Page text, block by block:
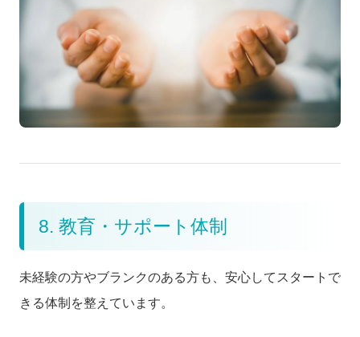
8. 教育・サポート体制
未経験の方やブランクのある方も、安心してスタートで
きる体制を整えています。